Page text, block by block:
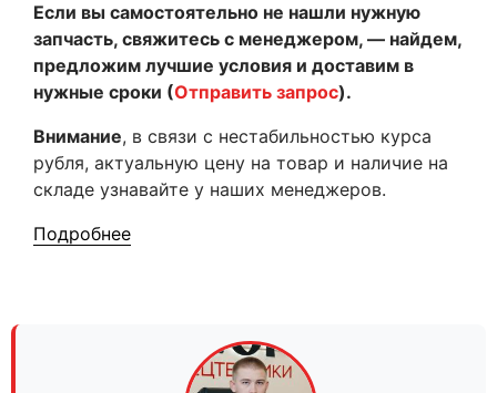
Если вы самостоятельно не нашли нужную
запчасть, свяжитесь с менеджером, — найдем,
предложим лучшие условия и доставим в
нужные сроки (Отправить запрос).
Внимание, в связи с нестабильностью курса
рубля, актуальную цену на товар и наличие на
складе узнавайте у наших менеджеров.
Подробнее